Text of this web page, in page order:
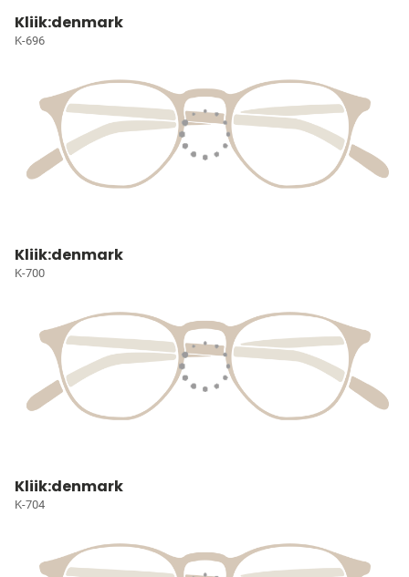
Kliik:denmark
K-696
Kliik:denmark
K-700
Kliik:denmark
K-704